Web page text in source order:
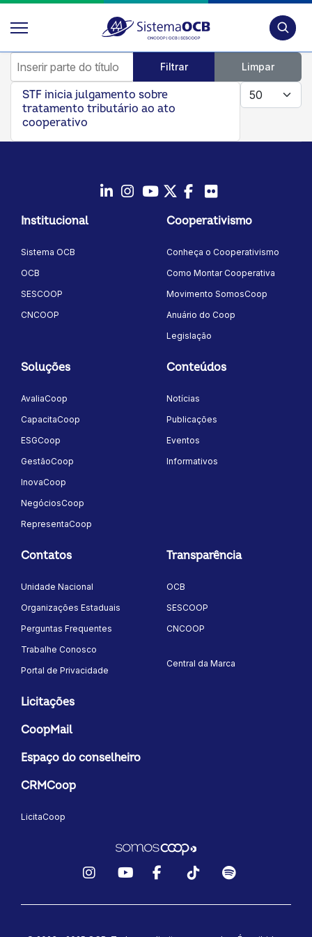
Inserir parte do título
Filtrar Limpar
Mostrar #
STF inicia julgamento sobre
tratamento tributário ao ato
cooperativo
Instagram
YoutubeTwitter/X
Facebook
Institucional
Sistema OCB
OCB
SESCOOP
CNCOOP
Cooperativismo
Conheça o Cooperativismo
Como Montar Cooperativa
Movimento SomosCoop
Anuário do Coop
Legislação
Soluções
AvaliaCoop
CapacitaCoop
ESGCoop
GestãoCoop
InovaCoop
NegóciosCoop
RepresentaCoop
Conteúdos
Notícias
Publicações
Eventos
Informativos
Contatos
Unidade Nacional
Organizações Estaduais
Perguntas Frequentes
Trabalhe Conosco
Portal de Privacidade
Transparência
OCB
SESCOOP
CNCOOP
Central da Marca
Licitações
CoopMail
Espaço do conselheiro
CRMCoop
LicitaCoop